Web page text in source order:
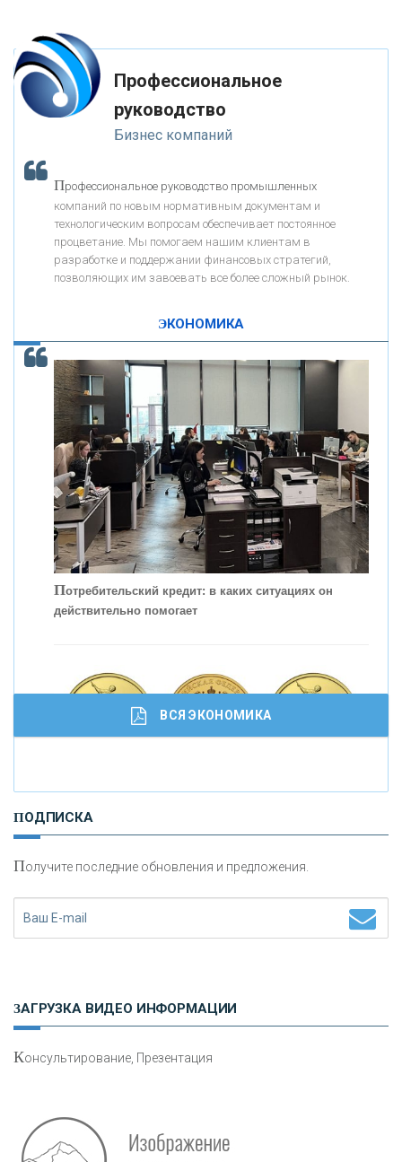
«ФК ОТКРЫТИЕ»
«ЗАПСИБКОМБАНК»
«РОСЕВРОБАНК»
«ПРЕСС-СЛУЖБА ВТБ24»
«АВТОГРАДБАНК»
ОНАС
КОНТАКТЫ
К ак Система быстрых платежей за пять лет
Профессиональное
руководство
Бизнес компаний
Профессиональное руководство промышленных
компаний по новым нормативным документам и
технологическим вопросам обеспечивает постоянное
процветание. Мы помогаем нашим клиентам в
разработке и поддержании финансовых стратегий,
позволяющих им завоевать все более сложный рынок.
ЭКОНОМИКА
Потребительский кредит: в каких ситуациях он
действительно помогает
И
сохранения и увеличения капитала
ВСЯ ЭКОНОМИКА
ПОДПИСКА
Получите последние обновления и предложения.
ЗАГРУЗКА ВИДЕО ИНФОРМАЦИИ
Консультирование, Презентация